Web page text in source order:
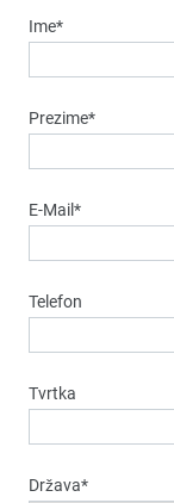
Ime*
Prezime*
E-Mail*
Telefon
Tvrtka
Država*